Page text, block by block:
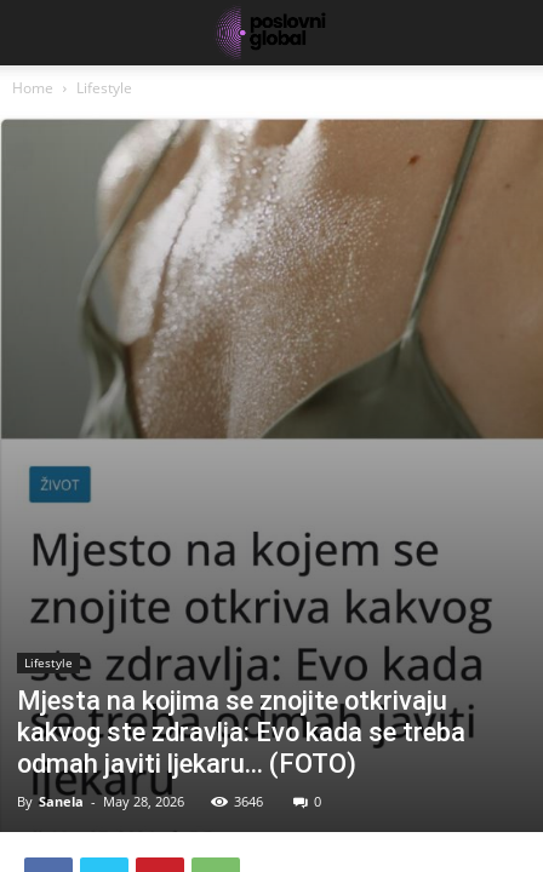
Home Lifestyle
Lifestyle
Mjesta na kojima se znojite otkrivaju
kakvog ste zdravlja: Evo kada se treba
odmah javiti ljekaru… (FOTO)
By Sanela - May 28, 2026 3646 0